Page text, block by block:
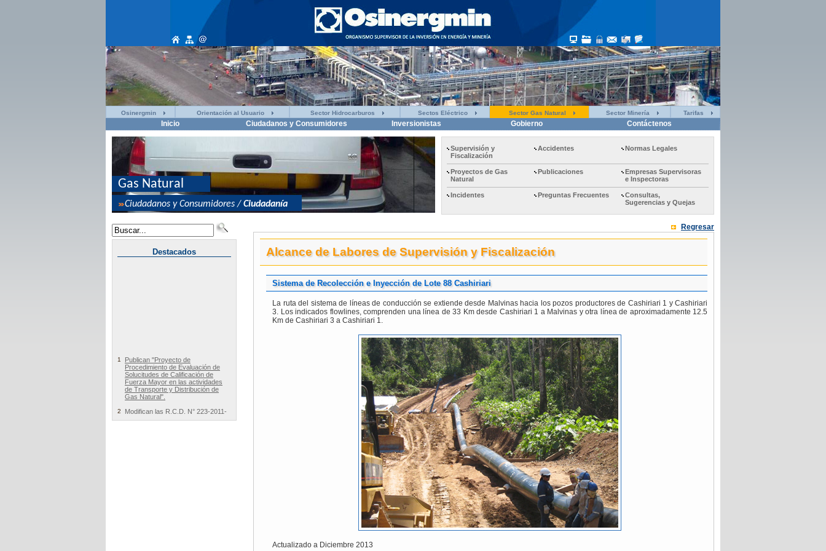
Osinergmin Orientación al Usuario Sector Hidrocarburos Sectos Eléctrico Sector Gas Natural Sector Minería Tarifas
Inicio Ciudadanos y Consumidores Inversionistas Gobierno Contáctenos
Supervisión y
Fiscalización
Accidentes Normas Legales
Proyectos de Gas
Natural
Publicaciones
Empresas Supervisoras
e Inspectoras
Incidentes Preguntas Frecuentes
Consultas,
Sugerencias y Quejas